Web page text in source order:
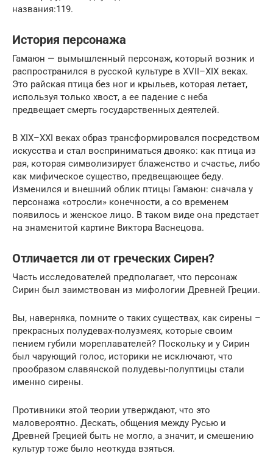
названия:119.
История персонажа
Гамаюн — вымышленный персонаж, который возник и
распространился в русской культуре в ХVII–XIX веках.
Это райская птица без ног и крыльев, которая летает,
используя только хвост, а ее падение с неба
предвещает смерть государственных деятелей.
В XIX–ХХI веках образ трансформировался посредством
искусства и стал восприниматься двояко: как птица из
рая, которая символизирует блаженство и счастье, либо
как мифическое существо, предвещающее беду.
Изменился и внешний облик птицы Гамаюн: сначала у
персонажа «отросли» конечности, а со временем
появилось и женское лицо. В таком виде она предстает
на знаменитой картине Виктора Васнецова.
Отличается ли от греческих Сирен?
Часть исследователей предполагает, что персонаж
Сирин был заимствован из мифологии Древней Греции.
Вы, наверняка, помните о таких существах, как сирены –
прекрасных полудевах-полузмеях, которые своим
пением губили мореплавателей? Поскольку и у Сирин
был чарующий голос, историки не исключают, что
прообразом славянской полудевы-полуптицы стали
именно сирены.
Противники этой теории утверждают, что это
маловероятно. Дескать, общения между Русью и
Древней Грецией быть не могло, а значит, и смешению
культур тоже было неоткуда взяться.